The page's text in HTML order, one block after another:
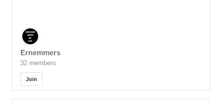
Ernemmers
32 members
Join